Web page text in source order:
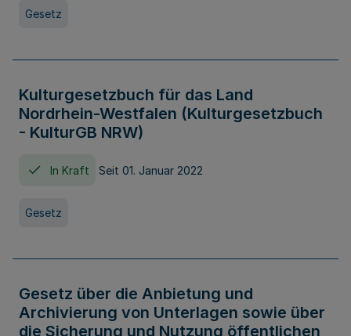
Gesetz
Kulturgesetzbuch für das Land
Nordrhein-Westfalen (Kulturgesetzbuch
- KulturGB NRW)
In Kraft Seit 01. Januar 2022
Gesetz
Gesetz über die Anbietung und
Archivierung von Unterlagen sowie über
die Sicherung und Nutzung öffentlichen